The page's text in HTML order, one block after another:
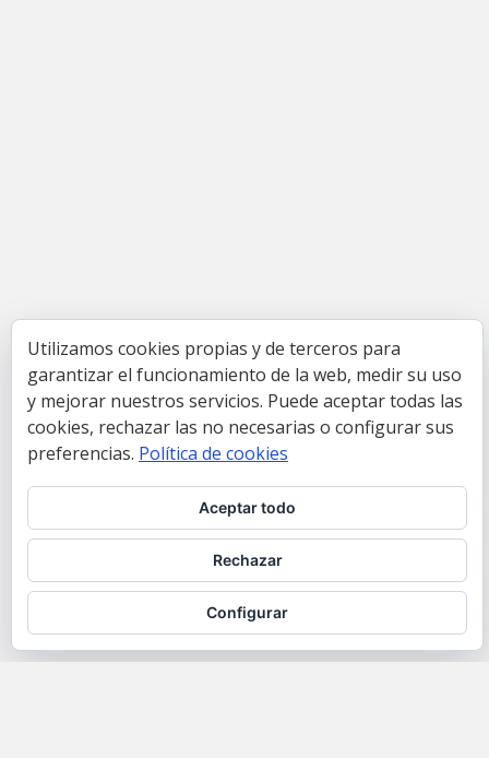
Utilizamos cookies propias y de terceros para
garantizar el funcionamiento de la web, medir su uso
y mejorar nuestros servicios. Puede aceptar todas las
cookies, rechazar las no necesarias o configurar sus
preferencias. Política de cookies
Aceptar todo
Rechazar
Configurar